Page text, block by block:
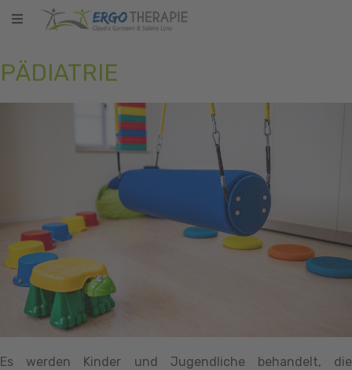
PÄDIATRIE
Es werden Kinder und Jugendliche behandelt, die